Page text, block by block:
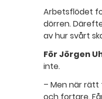
Arbetsflödet
dörren.
av hur svårt
För Jörgen
inte.
– Men när
och fortare.